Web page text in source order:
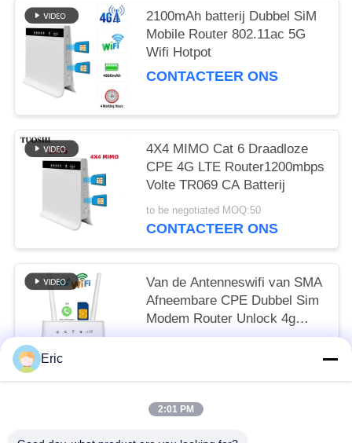
2100mAh batterij Dubbel SiM
Mobile Router 802.11ac 5G
Wifi Hotpot
CONTACTEER ONS
4X4 MIMO Cat 6 Draadloze
CPE 4G LTE Router1200mbps
Volte TR069 CA Batterij
to be negotiated MOQ:50
CONTACTEER ONS
Van de Antenneswifi van SMA
Afneembare CPE Dubbel Sim
Modem Router Unlock 4g
Draadloze LTE 150mbps
Eric
2:01 PM